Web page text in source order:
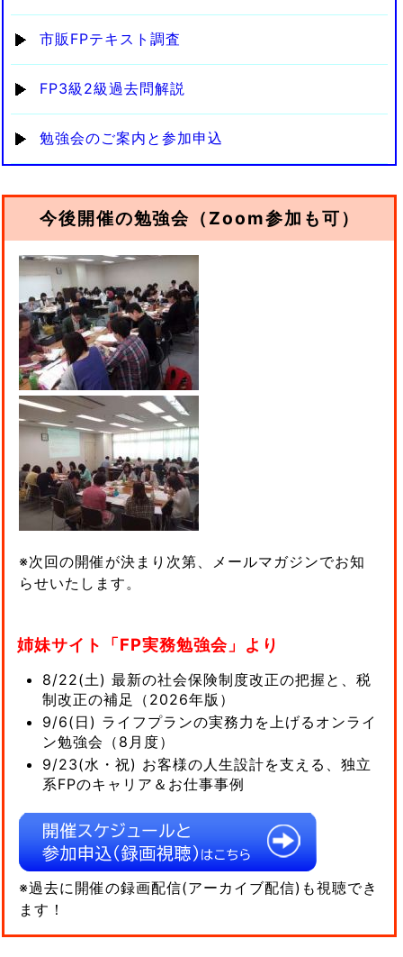
市販FPテキスト調査
FP3級2級過去問解説
勉強会のご案内と参加申込
今後開催の勉強会（Zoom参加も可）
※次回の開催が決まり次第、メールマガジンでお知
らせいたします。
姉妹サイト「FP実務勉強会」より
8/22(土) 最新の社会保険制度改正の把握と、税
制改正の補足（2026年版）
9/6(日) ライフプランの実務力を上げるオンライ
ン勉強会（8月度）
9/23(水・祝) お客様の人生設計を支える、独立
系FPのキャリア＆お仕事事例
※過去に開催の録画配信(アーカイブ配信)も視聴でき
ます！